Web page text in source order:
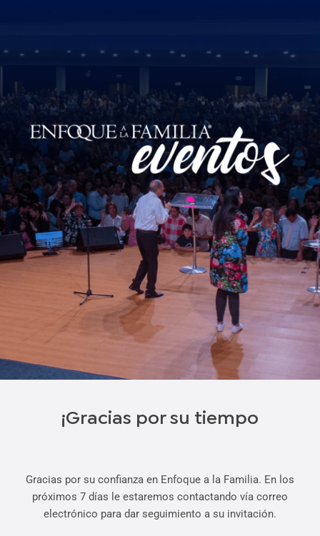
¡Gracias por su tiempo
Gracias por su confianza en Enfoque a la Familia. En los
próximos 7 días le estaremos contactando vía correo
electrónico para dar seguimiento a su invitación.